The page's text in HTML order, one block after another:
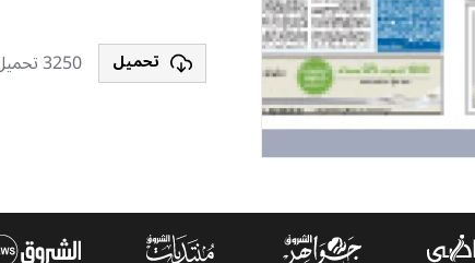
تحميل 3250 تحميل